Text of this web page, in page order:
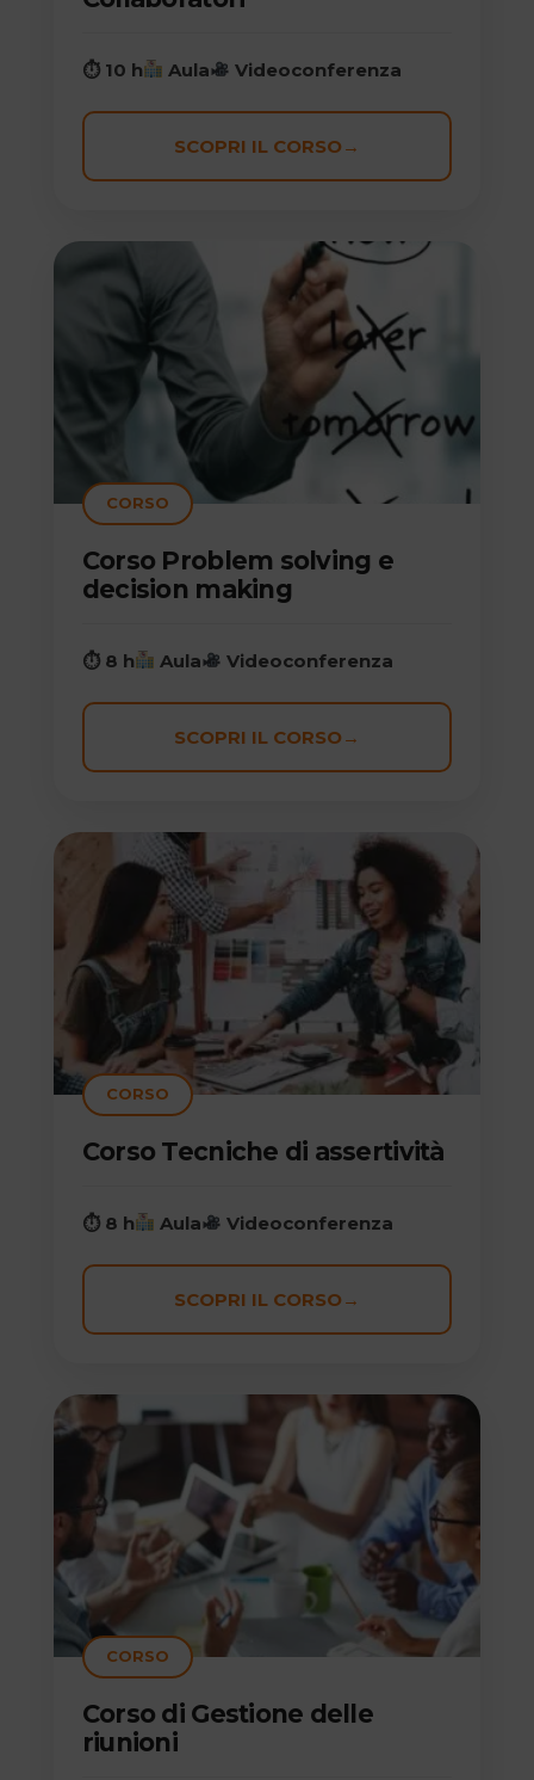
⏱ 10 h Aula Videoconferenza
SCOPRI IL CORSO →
CORSO
Corso Problem solving e
decision making
⏱ 8 h Aula Videoconferenza
SCOPRI IL CORSO →
CORSO
Corso Tecniche di assertività
⏱ 8 h Aula Videoconferenza
SCOPRI IL CORSO →
CORSO
Corso di Gestione delle
riunioni